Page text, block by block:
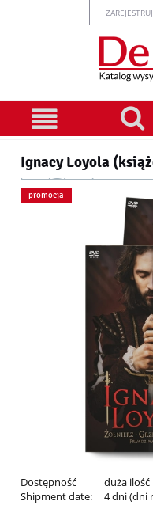
Ignacy Loyola
promocja
Dostępność
duża ilość
Shipment date:
4 dni (dni